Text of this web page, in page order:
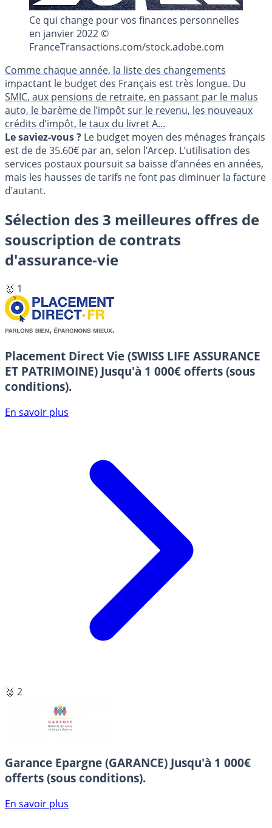
Ce qui change pour vos finances personnelles
en janvier 2022 ©
FranceTransactions.com/stock.adobe.com
Comme chaque année, la liste des changements
impactant le budget des Français est très longue. Du
SMIC, aux pensions de retraite, en passant par le malus
auto, le barème de l’impôt sur le revenu, les nouveaux
crédits d’impôt, le taux du livret A...
Le saviez-vous ? Le budget moyen des ménages français
est de de 35.60€ par an, selon l’Arcep. L’utilisation des
services postaux poursuit sa baisse d’années en années,
mais les hausses de tarifs ne font pas diminuer la facture
d’autant.
Sélection des 3 meilleures offres de
souscription de contrats
d'assurance-vie
🥇 1
Placement Direct Vie (SWISS LIFE ASSURANCE
ET PATRIMOINE) Jusqu'à 1 000€ offerts (sous
conditions).
En savoir plus
🥈 2
Garance Epargne (GARANCE) Jusqu'à 1 000€
offerts (sous conditions).
En savoir plus